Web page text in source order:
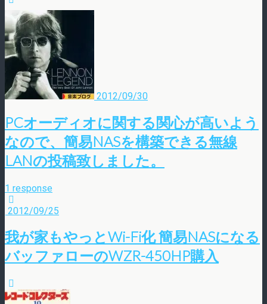
2012/09/30
PCオーディオに関する関心が高いよう
なので、簡易NASを構築できる無線
LANの投稿致しました。
1 response
2012/09/25
我が家もやっとWi-Fi化 簡易NASになる
バッファローのWZR-450HP購入